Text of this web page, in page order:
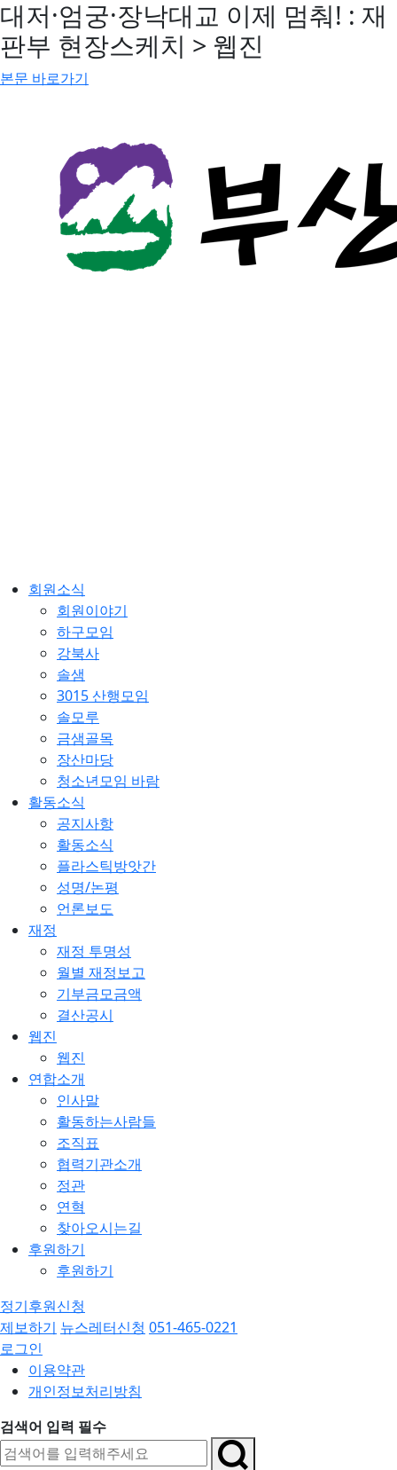
대저·엄궁·장낙대교 이제 멈춰! : 재
판부 현장스케치 > 웹진
본문 바로가기
회원소식
회원이야기
하구모임
강북사
솔샘
3015 산행모임
솔모루
금샘골목
장산마당
청소년모임 바람
활동소식
공지사항
활동소식
플라스틱방앗간
성명/논평
언론보도
재정
재정 투명성
월별 재정보고
기부금모금액
결산공시
웹진
웹진
연합소개
인사말
활동하는사람들
조직표
협력기관소개
정관
연혁
찾아오시는길
후원하기
후원하기
정기후원신청
제보하기 뉴스레터신청 051-465-0221
로그인
이용약관
개인정보처리방침
검색어 입력 필수